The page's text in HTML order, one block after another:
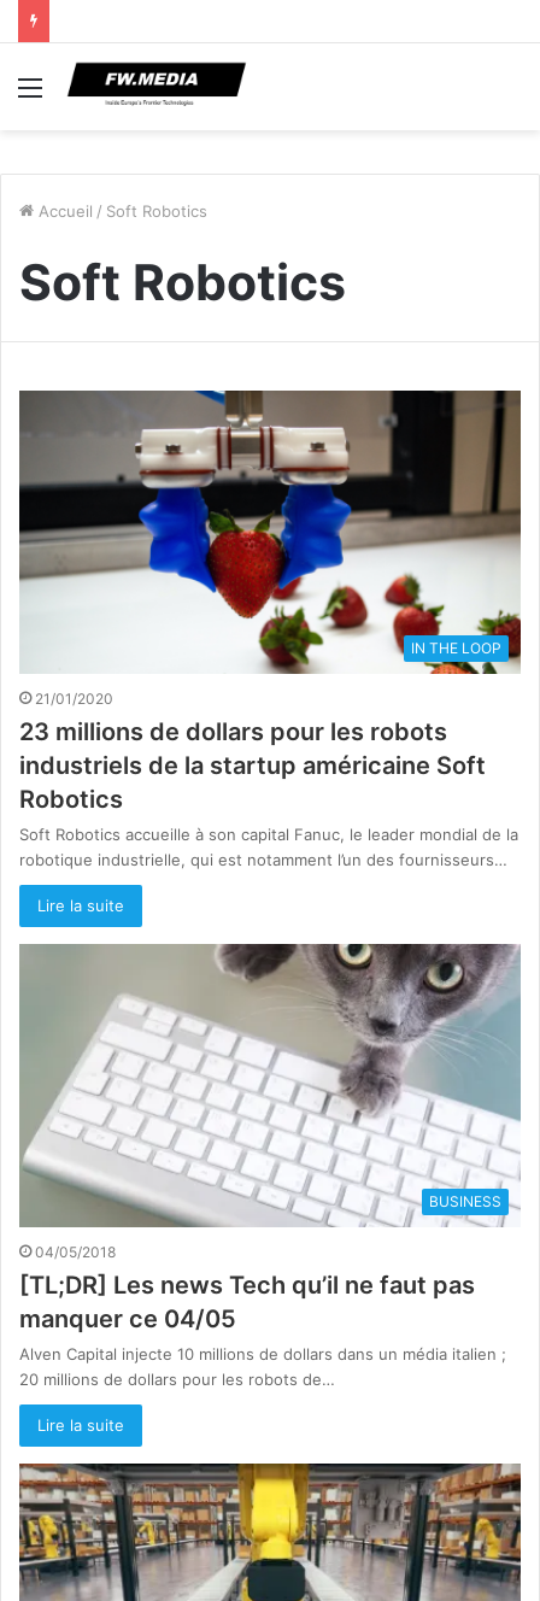
Menu
Accueil / Soft Robotics
Soft Robotics
IN THE LOOP
21/01/2020
23 millions de dollars pour les robots
industriels de la startup américaine Soft
Robotics
Soft Robotics accueille à son capital Fanuc, le leader mondial de la
robotique industrielle, qui est notamment l’un des fournisseurs…
Lire la suite
BUSINESS
04/05/2018
[TL;DR] Les news Tech qu’il ne faut pas
manquer ce 04/05
Alven Capital injecte 10 millions de dollars dans un média italien ;
20 millions de dollars pour les robots de…
Lire la suite